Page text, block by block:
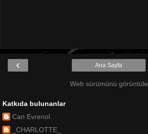
‹ Ana Sayfa
Web sürümünü görüntüle
Katkıda bulunanlar
Can Evrenol
_CHARLOTTE_